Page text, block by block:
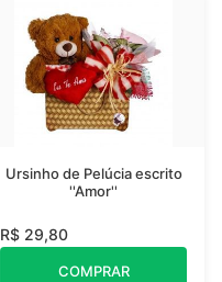
Ursinho de Pelúcia escrito
''Amor''
R$ 29,80
COMPRAR